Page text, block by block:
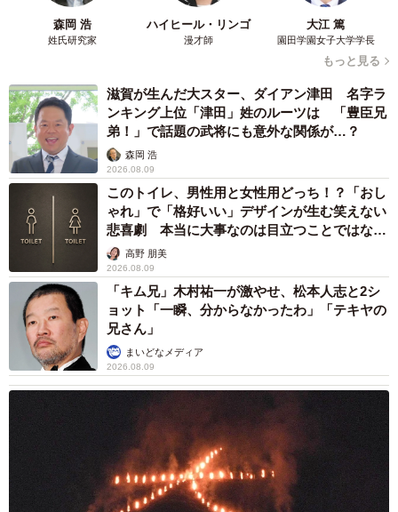
2023年2月9日、初めて対面したときの（左から）るりちゃんとみくちゃ
すると数日後、保護猫ハウスから「地域猫のお世話をして
いる方から、家の庭に現れた三毛の子猫を保護してほしい
との依頼がありました。すでに保護しましたが、お迎えさ
れますか？」との連絡が…。飼い主さんは、思ったよりも
早くご縁があったことにとても驚いたといいます。
「まだペットロスから立ち直ることができていなかったた
め、このような状態でお迎えして良いものか迷いました。
でも、その子が生後4カ月と聞いてご縁を感じたのです。ユ
パを失ってからちょうど4カ月。その子も4カ月。ユパが生
まれ変わって再び私たちに会いに来てくれたように感じま
した」
こうして、みくちゃんは飼い主さん家族の一員になりまし
姉妹のような関係になったふたりととともに
森岡 浩
姓氏研究家
ハイヒール・リンゴ
漫才師
大江 篤
園田学園女子大学学長
もっと見る
滋賀が生んだ大スター、ダイアン津田 名字ラ
ンキング上位「津田」姓のルーツは 「豊臣兄
弟！」で話題の武将にも意外な関係が…？
森岡 浩
2026.08.09
このトイレ、男性用と女性用どっち！？「おし
ゃれ」で「格好いい」デザインが生む笑えない
悲喜劇 本当に大事なのは目立つことではな
く…高野 朋美
2026.08.09
「キム兄」木村祐一が激やせ、松本人志と2シ
ョット「一瞬、分からなかったわ」「テキヤの
兄さん」
まいどなメディア
2026.08.09